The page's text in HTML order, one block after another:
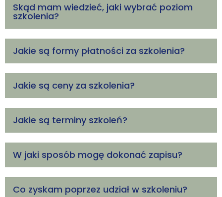
Skąd mam wiedzieć, jaki wybrać poziom
szkolenia?
Jakie są formy płatności za szkolenia?
Jakie są ceny za szkolenia?
Jakie są terminy szkoleń?
W jaki sposób mogę dokonać zapisu?
Co zyskam poprzez udział w szkoleniu?